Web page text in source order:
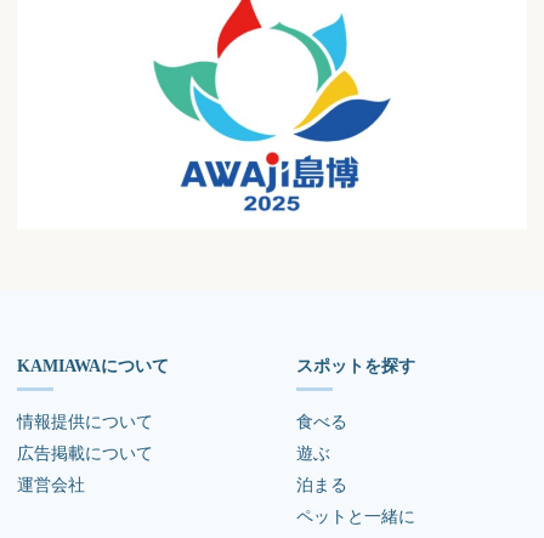
KAMIAWAについて
情報提供について
広告掲載について
運営会社
スポットを探す
食べる
遊ぶ
泊まる
ペットと一緒に